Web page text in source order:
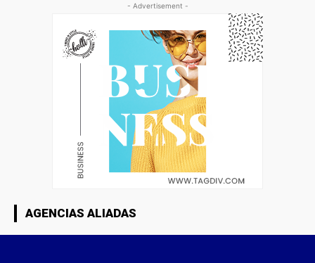
- Advertisement -
AGENCIAS ALIADAS